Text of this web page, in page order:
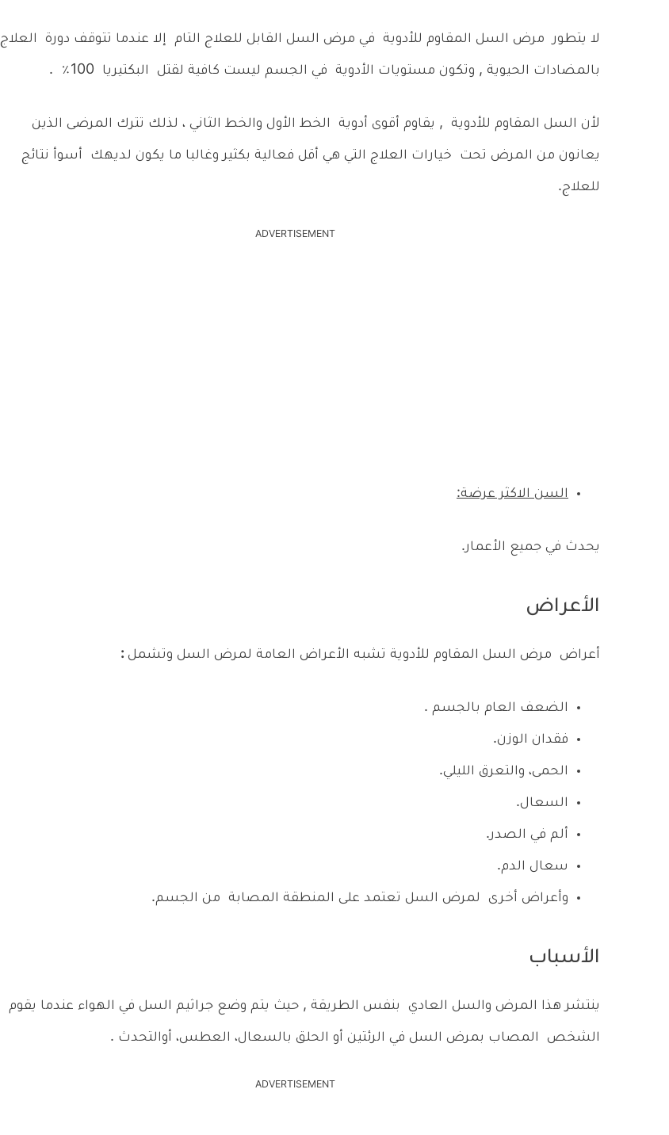
لا يتطور مرض السل المقاوم للأدوية في مرض السل القابل للعلاج التام إلا عندما تتوقف دورة العلاج
بالمضادات الحيوية , وتكون مستويات الأدوية في الجسم ليست كافية لقتل البكتيريا 100٪ .
لأن السل المقاوم للأدوية , يقاوم أقوى أدوية الخط الأول والخط الثاني ، لذلك تترك المرضى الذين
يعانون من المرض تحت خيارات العلاج التي هي أقل فعالية بكثير وغالبا ما يكون لديهك أسوأ نتائج
للعلاج.
ADVERTISEMENT
السن الاكثر عرضة:
يحدث في جميع الأعمار.
الأعراض
أعراض مرض السل المقاوم للأدوية تشبه الأعراض العامة لمرض السل وتشمل :
الضعف العام بالجسم .
فقدان الوزن.
الحمى، والتعرق الليلي.
السعال.
ألم في الصدر.
سعال الدم.
وأعراض أخرى لمرض السل تعتمد على المنطقة المصابة من الجسم.
الأسباب
ينتشر هذا المرض والسل العادي بنفس الطريقة , حيث يتم وضع جراثيم السل في الهواء عندما يقوم
الشخص المصاب بمرض السل في الرئتين أو الحلق بالسعال، العطس، أوالتحدث .
ADVERTISEMENT